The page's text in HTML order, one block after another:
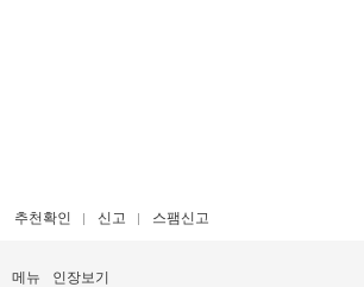
추천확인 신고 스팸신고
메뉴 인장보기